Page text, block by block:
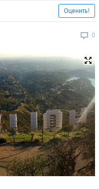
0
Оценить!